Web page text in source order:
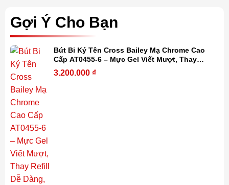
Gợi Ý Cho Bạn
Bút Bi Ký Tên Cross Bailey Mạ Chrome Cao
Cấp AT0455-6 – Mực Gel Viết Mượt, Thay
Refill Dễ Dàng, Kèm Hộp Quà
3.200.000 ₫